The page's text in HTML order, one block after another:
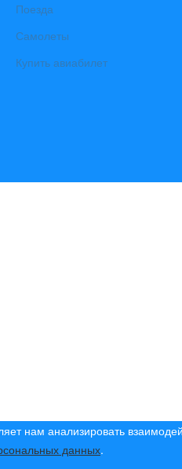
Поезда
Самолеты
Купить авиабилет
нам анализировать
данных.